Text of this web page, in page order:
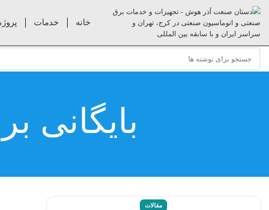
خانه خدمات
بایگانی
مقالات